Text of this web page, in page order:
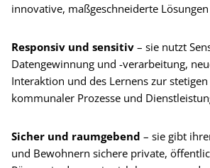
innovative, maßgeschneiderte
Responsiv und sensitiv – sie nutzt
Datengewinnung und -verarbeitung,
Interaktion und des Lernens zur
kommunaler Prozesse und
Sicher und raumgebend – sie gibt
und Bewohnern sichere private,